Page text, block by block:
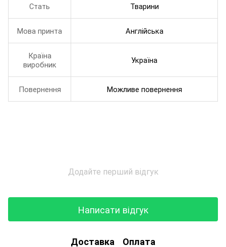
Стать Тварини
Мова принта Англійська
Країна
виробник
Україна
Повернення Можливе повернення
Додайте перший відгук
Написати відгук
Доставка Оплата